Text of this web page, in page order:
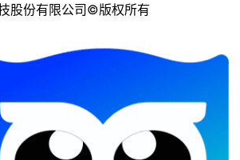
股份有限公司©版权所有